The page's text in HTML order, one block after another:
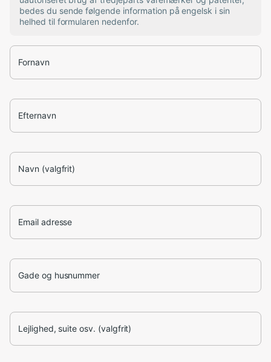
bedes du sende følgende information på engelsk i sin
helhed til formularen nedenfor.
Fornavn
Efternavn
Navn (valgfrit)
Email adresse
Gade og husnummer
Lejlighed, suite osv. (valgfrit)